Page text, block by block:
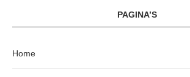
PAGINA’S
Home